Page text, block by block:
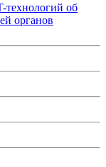
технологий об
органов